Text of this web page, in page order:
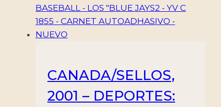
CANADA/SELLOS,
2001 – DEPORTES: